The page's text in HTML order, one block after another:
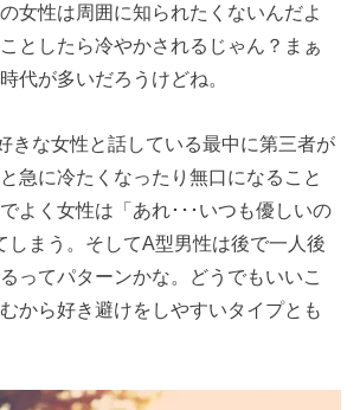
女性は周囲に知られたくないんだよ
としたら冷やかされるじゃん？まぁ
代が多いだろうけどね。
きな女性と話している最中に第三者が
急に冷たくなったり無口になること
よく女性は「あれ･･･いつも優しいの
しまう。そしてA型男性は後で一人後
ってパターンかな。どうでもいいこ
から好き避けをしやすいタイプとも